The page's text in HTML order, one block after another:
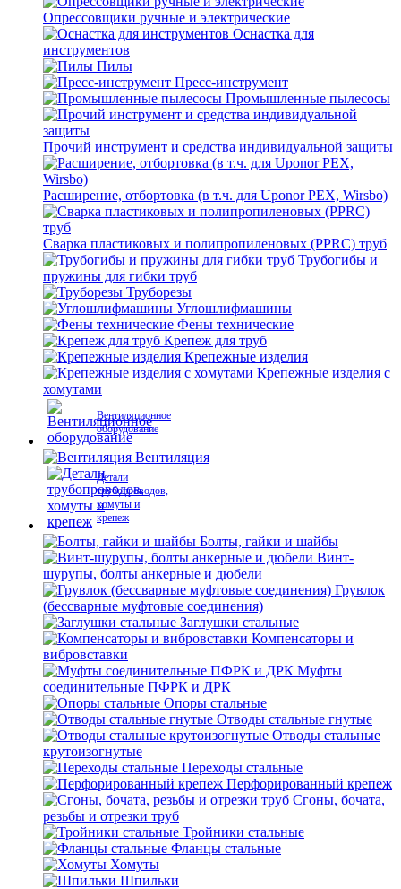
Опрессовщики ручные и электрические
Оснастка для
инструментов
Пилы
Пресс-инструмент
Промышленные пылесосы
Прочий инструмент и средства индивидуальной защиты
Расширение, отбортовка (в т.ч. для Uponor PEX, Wirsbo)
Сварка пластиковых и полипропиленовых (PPRC) труб
Трубогибы и
пружины для гибки труб
Труборезы
Углошлифмашины
Фены технические
Крепеж для труб
Крепежные изделия
Крепежные изделия с
хомутами
Вентиляционное
оборудование
Вентиляция
Детали
трубопроводов,
хомуты и
крепеж
Болты, гайки и шайбы
Винт-
шурупы, болты анкерные и дюбели
Грувлок
(бессварные муфтовые соединения)
Заглушки стальные
Компенсаторы и
вибровставки
Муфты
соединительные ПФРК и ДРК
Опоры стальные
Отводы стальные гнутые
Отводы стальные
крутоизогнутые
Переходы стальные
Перфорированный крепеж
Сгоны, бочата,
резьбы и отрезки труб
Тройники стальные
Фланцы стальные
Хомуты
Шпильки